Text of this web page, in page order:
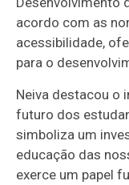
acordo com as
acessibilidade,
para o
Neiva destacou o
futuro dos
simboliza um
educação das
exerce um papel